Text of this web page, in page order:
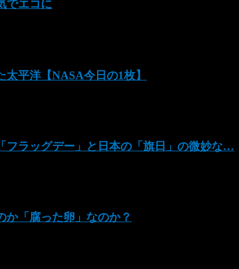
でエコに
太平洋【NASA今日の1枚】
フラッグデー」と日本の「旗日」の微妙な…
か「腐った卵」なのか？